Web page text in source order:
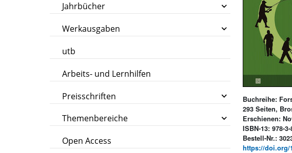
Jahrbücher
Werkausgaben
utb
Arbeits- und Lernhilfen
Preisschriften
Themenbereiche
Open Access
Buchreihe:
293 Seiten,
Erschienen:
ISBN-13: 978-
Bestell-Nr.:
https://doi.org/